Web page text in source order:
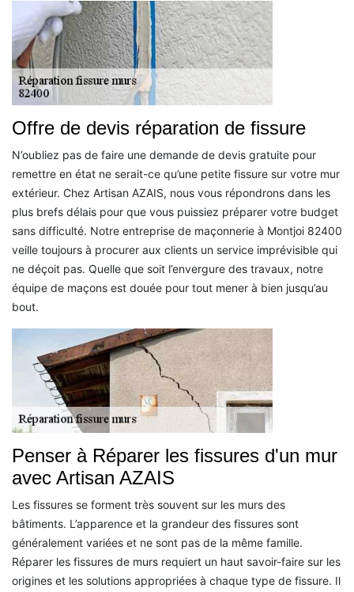
Offre de devis réparation de fissure
N’oubliez pas de faire une demande de devis gratuite pour
remettre en état ne serait-ce qu’une petite fissure sur votre mur
extérieur. Chez Artisan AZAIS, nous vous répondrons dans les
plus brefs délais pour que vous puissiez préparer votre budget
sans difficulté. Notre entreprise de maçonnerie à Montjoi 82400
veille toujours à procurer aux clients un service imprévisible qui
ne déçoit pas. Quelle que soit l’envergure des travaux, notre
équipe de maçons est douée pour tout mener à bien jusqu’au
bout.
Penser à Réparer les fissures d'un mur
avec Artisan AZAIS
Les fissures se forment très souvent sur les murs des
bâtiments. L’apparence et la grandeur des fissures sont
généralement variées et ne sont pas de la même famille.
Réparer les fissures de murs requiert un haut savoir-faire sur les
origines et les solutions appropriées à chaque type de fissure. Il